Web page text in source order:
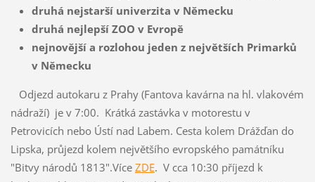
druhá nejstarší univerzita v Německu
druhá nejlepší ZOO v Evropě
nejnovější a rozlohou jeden z největších Primarků
v Německu
Odjezd autokaru z Prahy (Fantova kavárna na hl. vlakovém
nádraží) je v 7:00. Krátká zastávka v motorestu v
Petrovicích nebo Ústí nad Labem. Cesta kolem Drážďan do
Lipska, průjezd kolem největšího evropského památníku
"Bitvy národů 1813".Více ZDE. V cca 10:30 příjezd k